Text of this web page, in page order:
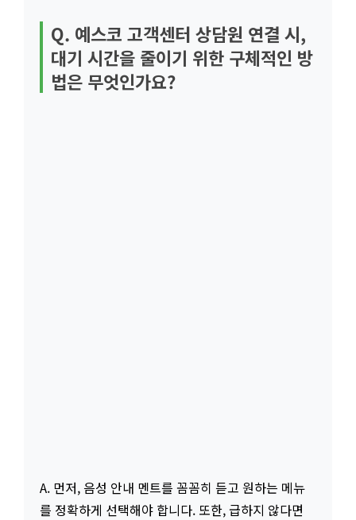
Q. 예스코 고객센터 상담원 연결 시,
대기 시간을 줄이기 위한 구체적인 방
법은 무엇인가요?
A. 먼저, 음성 안내 멘트를 꼼꼼히 듣고 원하는 메뉴
를 정확하게 선택해야 합니다. 또한, 급하지 않다면